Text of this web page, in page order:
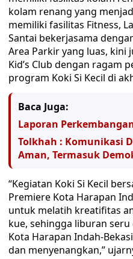
kolam renang yang
memiliki fasilitas Fitness,
Santai bekerjasama
Area Parkir yang luas, kini
Kid’s Club dengan ragam
program Koki Si Kecil di
Baca Juga:
Laporan
Tolkhah : Komunikasi
Aman, Termasuk
“Kegiatan Koki Si Kecil
Premiere Kota Harapan
untuk melatih kreatifitas
kue, sehingga liburan
Kota Harapan Indah-
dan menyenangkan,”